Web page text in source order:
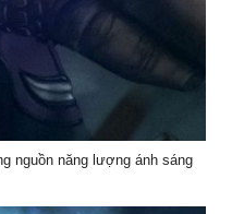
nguồn năng lượng ánh sáng